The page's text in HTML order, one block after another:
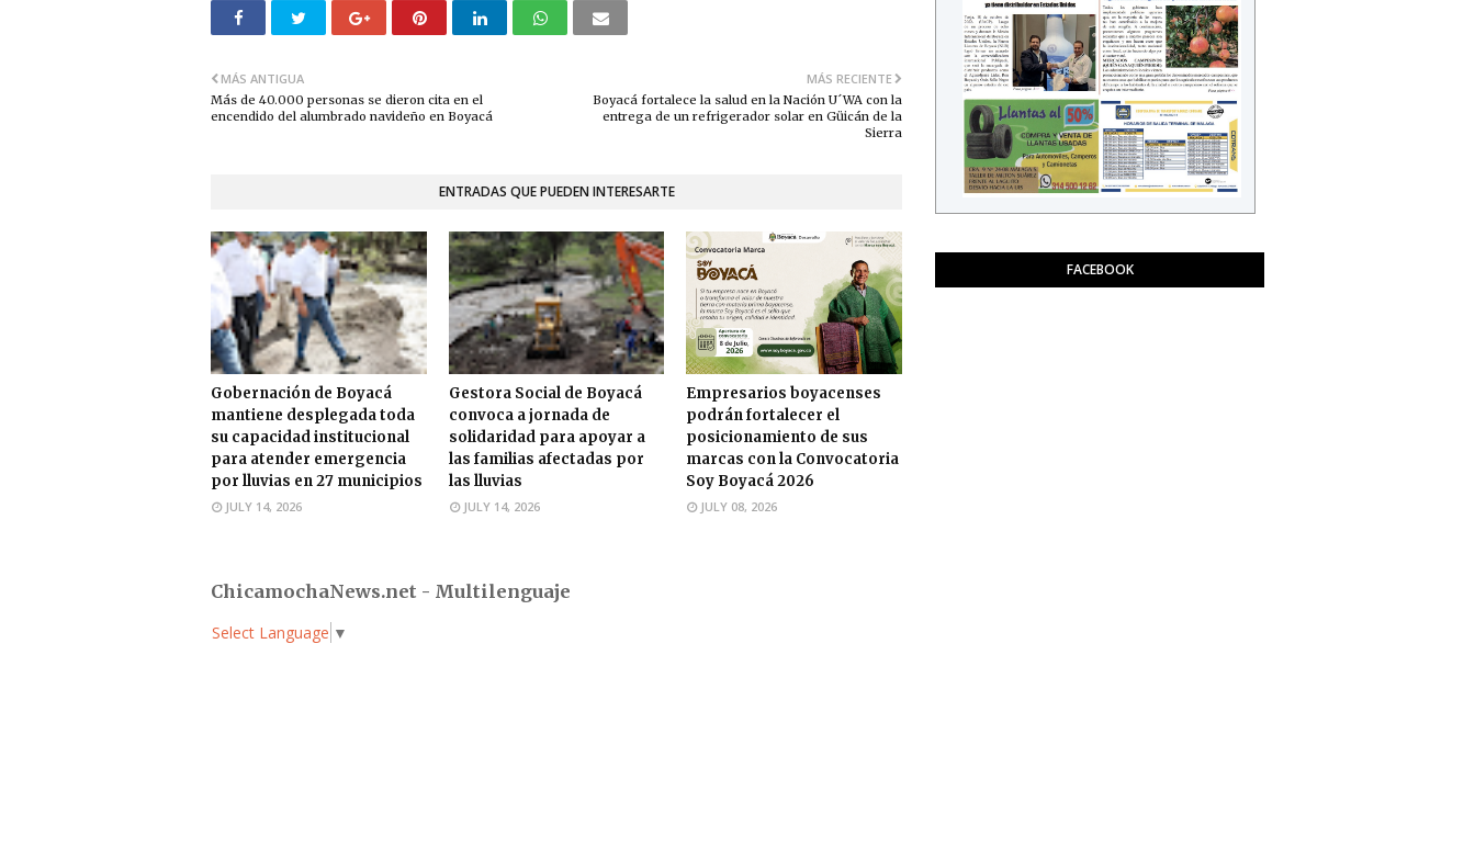
MÁS RECIENTE
Boyacá fortalece la salud en la Nación U´WA con la
entrega de un refrigerador solar en Güicán de la
Sierra
MÁS ANTIGUA
Más de 40.000 personas se dieron cita en el
encendido del alumbrado navideño en Boyacá
ENTRADAS QUE PUEDEN INTERESARTE
Gobernación de Boyacá
mantiene desplegada toda
su capacidad institucional
para atender emergencia
por lluvias en 27 municipios
JULY 14, 2026
Gestora Social de Boyacá
convoca a jornada de
solidaridad para apoyar a
las familias afectadas por
las lluvias
JULY 14, 2026
Empresarios boyacenses
podrán fortalecer el
posicionamiento de sus
marcas con la Convocatoria
Soy Boyacá 2026
JULY 08, 2026
ChicamochaNews.net - Multilenguaje
Select Language ▼
FACEBOOK